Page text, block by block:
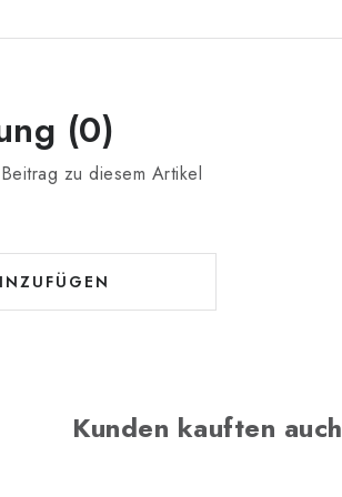
(0)
zu diesem Artikel
Kunden kauften auch